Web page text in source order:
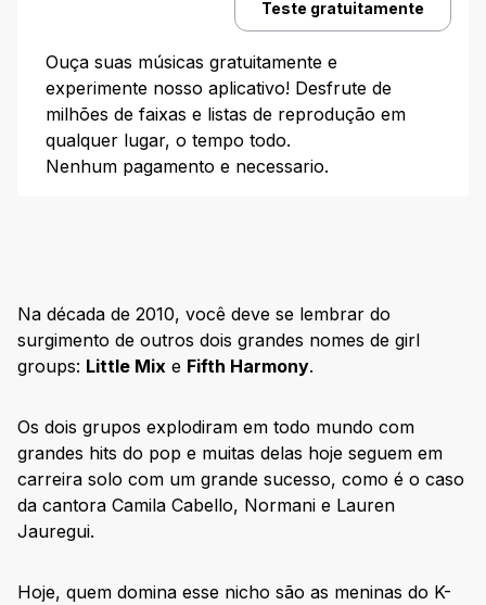
Little Mix
The Pussycat Dolls
Girl Groups de Kpop: conheça as principais
Elas no comando! Ouça a melhores girl groups na
Deezer
Teste gratuitamente
Ouça suas músicas gratuitamente e
experimente nosso aplicativo! Desfrute de
milhões de faixas e listas de reprodução em
qualquer lugar, o tempo todo.
Nenhum pagamento e necessario.
Na década de 2010, você deve se lembrar do
surgimento de outros dois grandes nomes de girl
groups: Little Mix e Fifth Harmony.
Os dois grupos explodiram em todo mundo com
grandes hits do pop e muitas delas hoje seguem em
carreira solo com um grande sucesso, como é o caso
da cantora Camila Cabello, Normani e Lauren
Jauregui.
Hoje, quem domina esse nicho são as meninas do K-